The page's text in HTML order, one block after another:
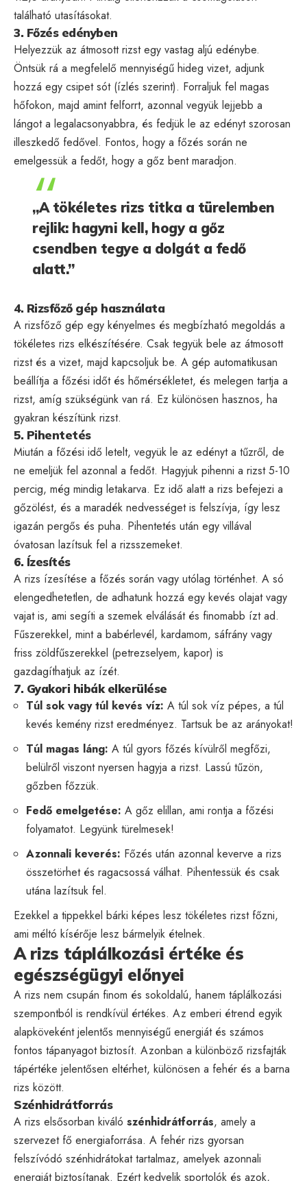
található utasításokat.
3. Főzés edényben
Helyezzük az átmosott rizst egy vastag aljú edénybe.
Öntsük rá a megfelelő mennyiségű hideg vizet, adjunk
hozzá egy csipet sót (ízlés szerint). Forraljuk fel magas
hőfokon, majd amint felforrt, azonnal vegyük lejjebb a
lángot a legalacsonyabbra, és fedjük le az edényt szorosan
illeszkedő fedővel. Fontos, hogy a főzés során ne
emelgessük a fedőt, hogy a gőz bent maradjon.
„A tökéletes rizs titka a türelemben
rejlik: hagyni kell, hogy a gőz
csendben tegye a dolgát a fedő
alatt.”
4. Rizsfőző gép használata
A rizsfőző gép egy kényelmes és megbízható megoldás a
tökéletes rizs elkészítésére. Csak tegyük bele az átmosott
rizst és a vizet, majd kapcsoljuk be. A gép automatikusan
beállítja a főzési időt és hőmérsékletet, és melegen tartja a
rizst, amíg szükségünk van rá. Ez különösen hasznos, ha
gyakran készítünk rizst.
5. Pihentetés
Miután a főzési idő letelt, vegyük le az edényt a tűzről, de
ne emeljük fel azonnal a fedőt. Hagyjuk pihenni a rizst 5-10
percig, még mindig letakarva. Ez idő alatt a rizs befejezi a
gőzölést, és a maradék nedvességet is felszívja, így lesz
igazán pergős és puha. Pihentetés után egy villával
óvatosan lazítsuk fel a rizsszemeket.
6. Ízesítés
A rizs ízesítése a főzés során vagy utólag történhet. A só
elengedhetetlen, de adhatunk hozzá egy kevés olajat vagy
vajat is, ami segíti a szemek elválását és finomabb ízt ad.
Fűszerekkel, mint a babérlevél, kardamom, sáfrány vagy
friss zöldfűszerekkel (petrezselyem, kapor) is
gazdagíthatjuk az ízét.
7. Gyakori hibák elkerülése
Túl sok vagy túl kevés víz: A túl sok víz pépes, a túl
kevés kemény rizst eredményez. Tartsuk be az arányokat!
Túl magas láng: A túl gyors főzés kívülről megfőzi,
belülről viszont nyersen hagyja a rizst. Lassú tűzön,
gőzben főzzük.
Fedő emelgetése: A gőz elillan, ami rontja a főzési
folyamatot. Legyünk türelmesek!
Azonnali keverés: Főzés után azonnal keverve a rizs
összetörhet és ragacsossá válhat. Pihentessük és csak
utána lazítsuk fel.
Ezekkel a tippekkel bárki képes lesz tökéletes rizst főzni,
ami méltó kísérője lesz bármelyik ételnek.
A rizs táplálkozási értéke és
egészségügyi előnyei
A rizs nem csupán finom és sokoldalú, hanem táplálkozási
szempontból is rendkívül értékes. Az emberi étrend egyik
alapköveként jelentős mennyiségű energiát és számos
fontos tápanyagot biztosít. Azonban a különböző rizsfajták
tápértéke jelentősen eltérhet, különösen a fehér és a barna
rizs között.
Szénhidrátforrás
A rizs elsősorban kiváló szénhidrátforrás, amely a
szervezet fő energiaforrása. A fehér rizs gyorsan
felszívódó szénhidrátokat tartalmaz, amelyek azonnali
energiát biztosítanak. Ezért kedvelik sportolók és azok,